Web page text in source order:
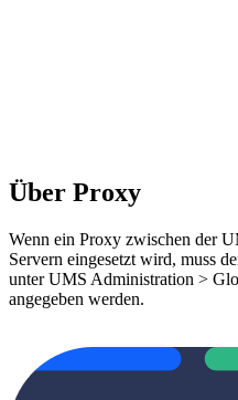
Über Proxy
Wenn ein Proxy zwischen der
Servern eingesetzt wird, muss
unter UMS Administration >
angegeben werden.